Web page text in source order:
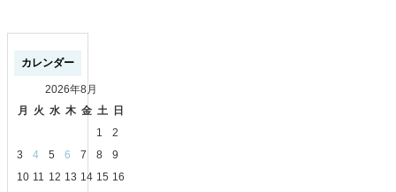
カレンダー
2026年8月
月
火 水 木 金 土
日
1
2
3
4 5 6 7 8
9
10 11 12 13 14 15 16